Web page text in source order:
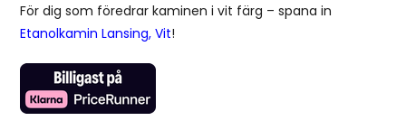
För dig som föredrar kaminen i vit färg – spana in
Etanolkamin Lansing, Vit!